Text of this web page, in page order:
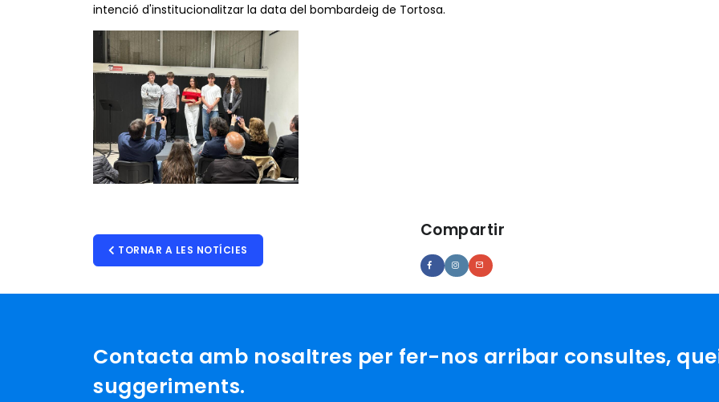
intenció d'institucionalitzar la data del bombardeig de Tortosa.
TORNAR A LES NOTÍCIES
Compartir
Contacta amb nosaltres per fer-nos arribar consultes,
suggeriments.